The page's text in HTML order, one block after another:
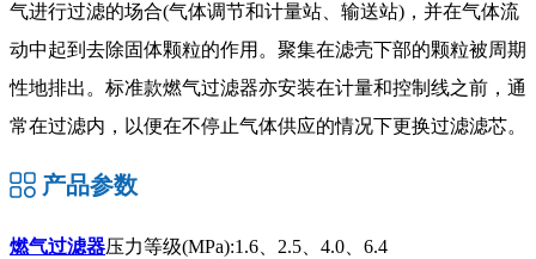
气进行过滤的场合(气体调节和计量站、输送站)，并在气体流
动中起到去除固体颗粒的作用。聚集在滤壳下部的颗粒被周期
性地排出。标准款燃气过滤器亦安装在计量和控制线之前，通
常在过滤内，以便在不停止气体供应的情况下更换过滤滤芯。
产品参数
燃气过滤器压力等级(MPa):1.6、2.5、4.0、6.4